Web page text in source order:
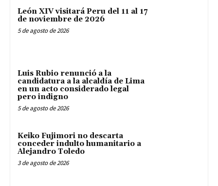
León XIV visitará Peru del 11 al 17
de noviembre de 2026
5 de agosto de 2026
Luis Rubio renunció a la
candidatura a la alcaldía de Lima
en un acto considerado legal
pero indigno
5 de agosto de 2026
Keiko Fujimori no descarta
conceder indulto humanitario a
Alejandro Toledo
3 de agosto de 2026